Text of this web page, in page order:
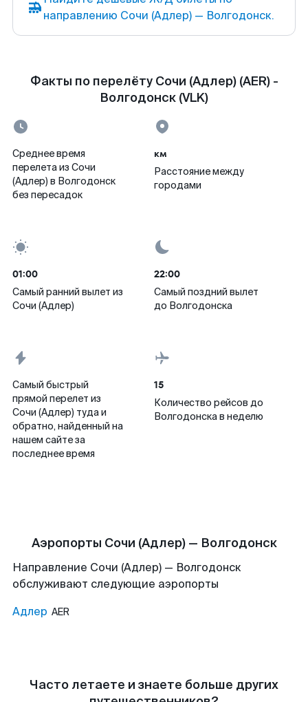
направлению Сочи (Адлер) — Волгодонск.
Факты по перелёту Сочи (Адлер) (AER) -
Волгодонск (VLK)
Среднее время
перелета из Сочи
(Адлер) в Волгодонск
без пересадок
км
Расстояние между
городами
01:00
Самый ранний вылет из
Сочи (Адлер)
22:00
Самый поздний вылет
до Волгодонска
Самый быстрый
прямой перелет из
Сочи (Адлер) туда и
обратно, найденный на
нашем сайте за
последнее время
15
Количество рейсов до
Волгодонска в неделю
Аэропорты Сочи (Адлер) — Волгодонск
Направление Сочи (Адлер) — Волгодонск
обслуживают следующие аэропорты
Адлер AER
Часто летаете и знаете больше других